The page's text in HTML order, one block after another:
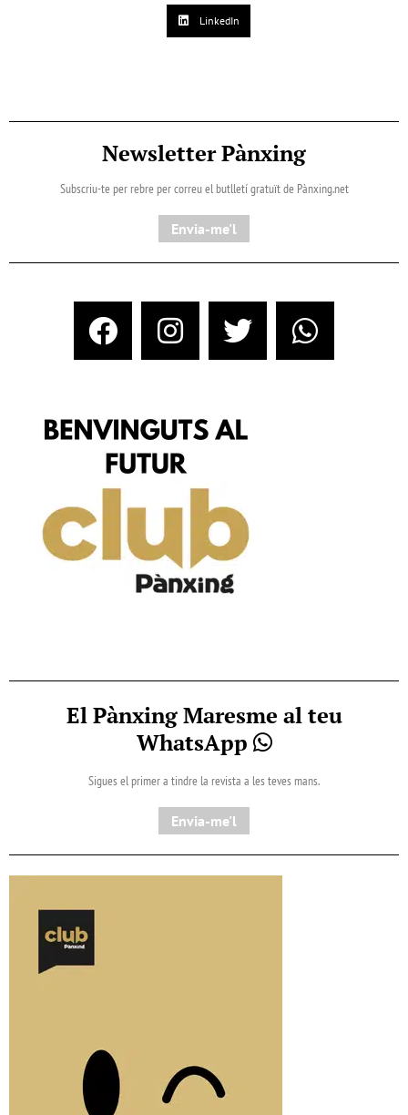
LinkedIn
Newsletter Pànxing
Subscriu-te per rebre per correu el butlletí gratuït de Pànxing.net​
Envia-me'l
El Pànxing Maresme al teu
WhatsApp
Sigues el primer a tindre la revista a les teves mans.
Envia-me'l